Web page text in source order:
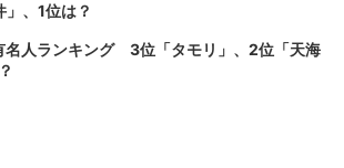
、1位は？
名人ランキング 3位「タモリ」、2位「天海